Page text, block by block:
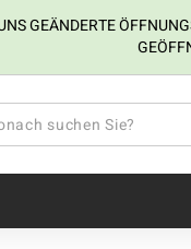
GEÄNDERTE